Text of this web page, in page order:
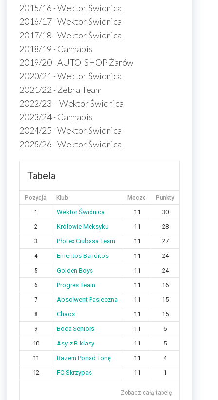
2015/16 - Wektor Świdnica
2016/17 - Wektor Świdnica
2017/18 - Wektor Świdnica
2018/19 - Cannabis
2019/20 - AUTO-SHOP Żarów
2020/21 - Wektor Świdnica
2021/22 - Zebra Team
2022/23 – Wektor Świdnica
2023/24 - Cannabis
2024/25 - Wektor Świdnica
2025/26 - Wektor Świdnica
Tabela
Pozycja Klub Mecze Punkty
1 Wektor Świdnica 11
30
2
Królowie Meksyku 11
28
3
Płotex Ciubasa Team 11
27
4
Emeritos Banditos 11
24
5
Golden Boys 11
24
6
Progres Team 11
16
7
Absolwent Pasieczna 11
15
8
Chaos 11
15
9
Boca Seniors 11
6
10
Asy z B-klasy 11
5
11
Razem Ponad Tonę 11
4
12
FC Skrzypas 11 1
Zobacz całą tabelę